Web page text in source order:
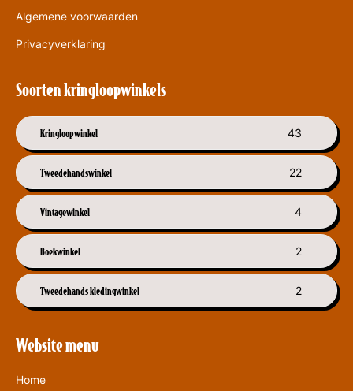
Algemene voorwaarden
Privacyverklaring
Soorten kringloopwinkels
Kringloopwinkel 43
Tweedehandswinkel 22
Vintagewinkel 4
Boekwinkel 2
Tweedehands kledingwinkel 2
Website menu
Home